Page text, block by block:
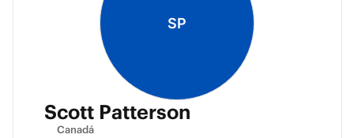
SP
Scott Patterson
Canadá